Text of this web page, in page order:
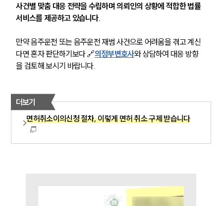
팀소개
대륜의 강점
오시는 길
고객의 소리
업무사례
사건별 맞춤 대응 전략을 수립하며 의뢰인의 상황에 적합한 법률
서비스를 제공하고 있습니다.
만약 음주운전 또는 음주운전 재범 사건으로 어려움을 겪고 계신
다면 혼자 판단하기보다 🔗의정부변호사와 상담하여 대응 방향
을 검토해 보시기 바랍니다.
더보기
면허취소이의신청 절차, 이렇게 면허 취소 구제 받습니다